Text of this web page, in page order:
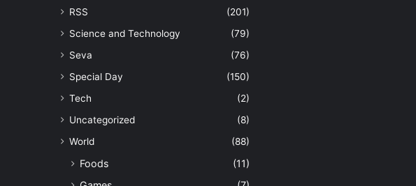
RSS
(201)
Science and Technology
(79)
Seva
(76)
Special Day
(150)
Tech
(2)
Uncategorized
(8)
World
(88)
Foods
(11)